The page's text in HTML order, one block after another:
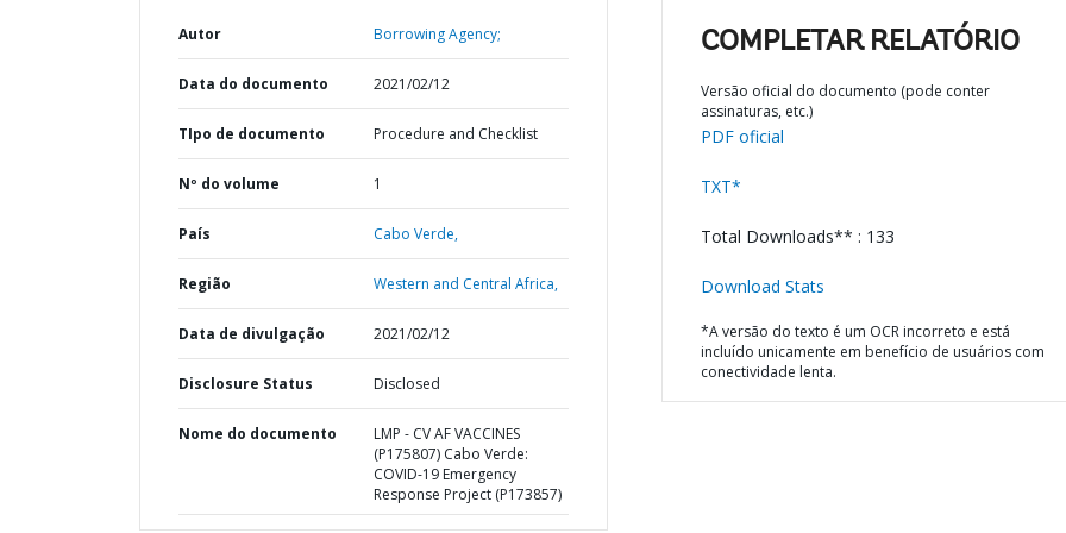
Autor Borrowing Agency;
Data do documento 2021/02/12
TIpo de documento Procedure and Checklist
Nº do volume 1
País Cabo Verde,
Região Western and Central Africa,
Data de divulgação 2021/02/12
Disclosure Status Disclosed
Nome do documento
LMP - CV AF VACCINES
(P175807) Cabo Verde:
COVID-19 Emergency
Response Project (P173857)
COMPLETAR RELATÓRIO
Versão oficial do documento (pode conter
assinaturas, etc.)
PDF oficial
TXT*
Total Downloads** : 133
Download Stats
*A versão do texto é um OCR incorreto e está
incluído unicamente em benefício de usuários com
conectividade lenta.